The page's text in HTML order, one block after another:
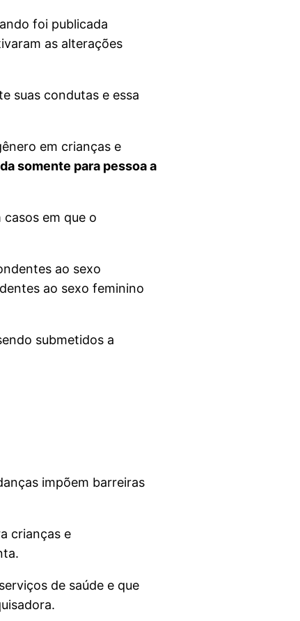
foi publicada
as alterações
suas condutas e essa
em crianças e
somente para pessoa a
casos em que o
ao sexo
ao sexo feminino
submetidos a
impõem barreiras
crianças e
de saúde e que